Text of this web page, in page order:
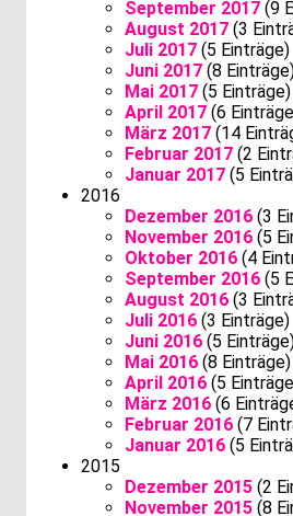
September 2017 (9
August 2017 (3
Juli 2017 (5 Einträge)
Juni 2017 (8
Mai 2017 (5 Einträge)
April 2017 (6
März 2017 (14
Februar 2017 (2
Januar 2017 (5
2016
Dezember 2016 (3
November 2016 (5
Oktober 2016 (4
September 2016 (5
August 2016 (3
Juli 2016 (3 Einträge)
Juni 2016 (5
Mai 2016 (8 Einträge)
April 2016 (5
März 2016 (6
Februar 2016 (7
Januar 2016 (5
2015
Dezember 2015 (2
November 2015 (8